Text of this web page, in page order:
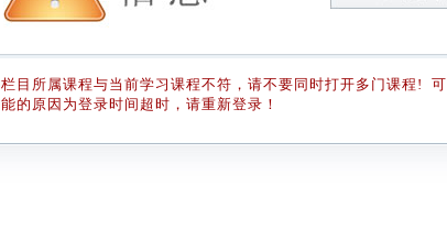
栏目所属课程与当前学习课程不符，请不要同时打开多门课程! 可
能的原因为登录时间超时，请重新登录！